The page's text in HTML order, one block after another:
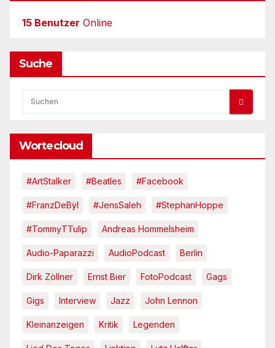
15 Benutzer Online
Suche
Wortecloud
#ArtStalker #Beatles #Facebook
#FranzDeBÿl #JensSaleh #StephanHoppe
#TommyTTulip Andreas Hommelsheim
Audio-Paparazzi AudioPodcast Berlin
Dirk Zöllner Ernst Bier FotoPodcast Gags
Gigs Interview Jazz John Lennon
Kleinanzeigen Kritik Legenden